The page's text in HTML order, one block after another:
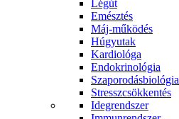
Légút
Emésztés
Máj-működés
Húgyutak
Kardiológa
Endokrinológia
Szaporodásbiológia
Stresszcsökkentés
Idegrendszer